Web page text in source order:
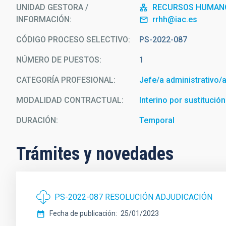
UNIDAD GESTORA /
INFORMACIÓN
RECURSOS
rrhh@iac.es
CÓDIGO PROCESO SELECTIVO PS-2022-087
NÚMERO DE PUESTOS 1
CATEGORÍA PROFESIONAL Jefe/a administrativo/
MODALIDAD CONTRACTUAL Interino por sustitución
DURACIÓN Temporal
Trámites y novedades
PS-2022-087 RESOLUCIÓN ADJUDICACIÓN
Fecha de publicación 25/01/2023